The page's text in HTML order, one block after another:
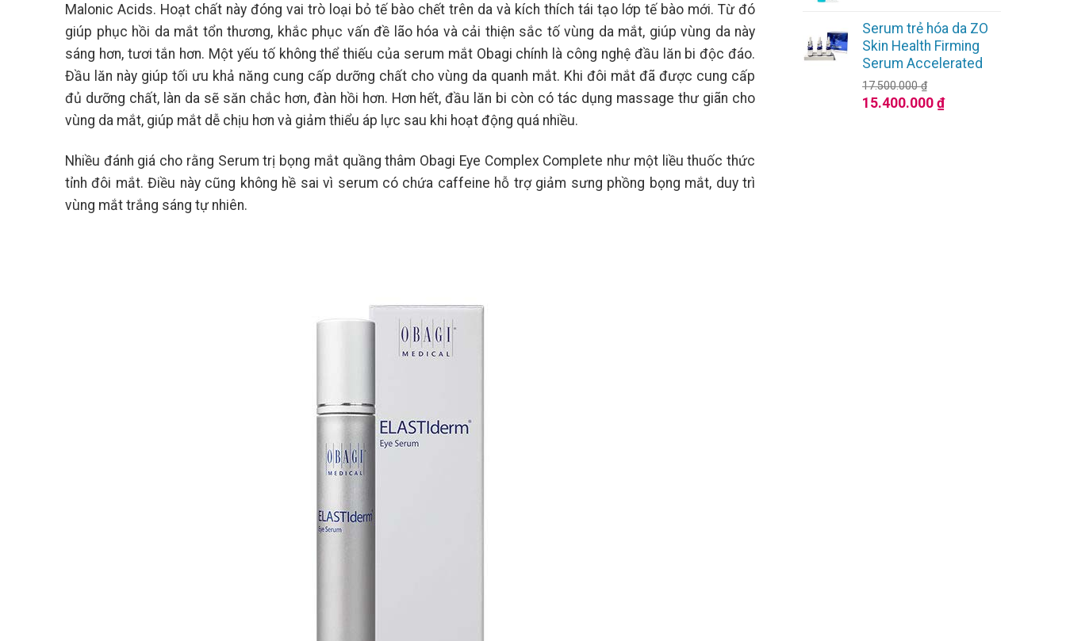
Malonic Acids. Hoạt chất này đóng vai trò loại bỏ tế bào chết trên da và kích thích tái tạo lớp tế bào mới. Từ đó
giúp phục hồi da mắt tổn thương, khắc phục vấn đề lão hóa và cải thiện sắc tố vùng da mắt, giúp vùng da này
sáng hơn, tươi tắn hơn. Một yếu tố không thể thiếu của serum mắt Obagi chính là công nghệ đầu lăn bi độc đáo.
Đầu lăn này giúp tối ưu khả năng cung cấp dưỡng chất cho vùng da quanh mắt. Khi đôi mắt đã được cung cấp
đủ dưỡng chất, làn da sẽ săn chắc hơn, đàn hồi hơn. Hơn hết, đầu lăn bi còn có tác dụng massage thư giãn cho
vùng da mắt, giúp mắt dễ chịu hơn và giảm thiểu áp lực sau khi hoạt động quá nhiều.
Nhiều đánh giá cho rằng Serum trị bọng mắt quầng thâm Obagi Eye Complex Complete như một liều thuốc thức
tỉnh đôi mắt. Điều này cũng không hề sai vì serum có chứa caffeine hỗ trợ giảm sưng phồng bọng mắt, duy trì
vùng mắt trắng sáng tự nhiên.
là:
1.810.000 ₫.
Serum trẻ hóa da ZO
Skin Health Firming
Serum Accelerated
17.500.000₫
Giá
15.400.000 ₫Giá